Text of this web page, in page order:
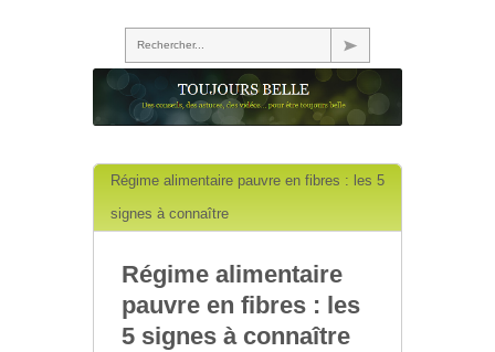
Rechercher...
Régime alimentaire pauvre en fibres : les 5
signes à connaître
Régime alimentaire
pauvre en fibres : les
5 signes à connaître